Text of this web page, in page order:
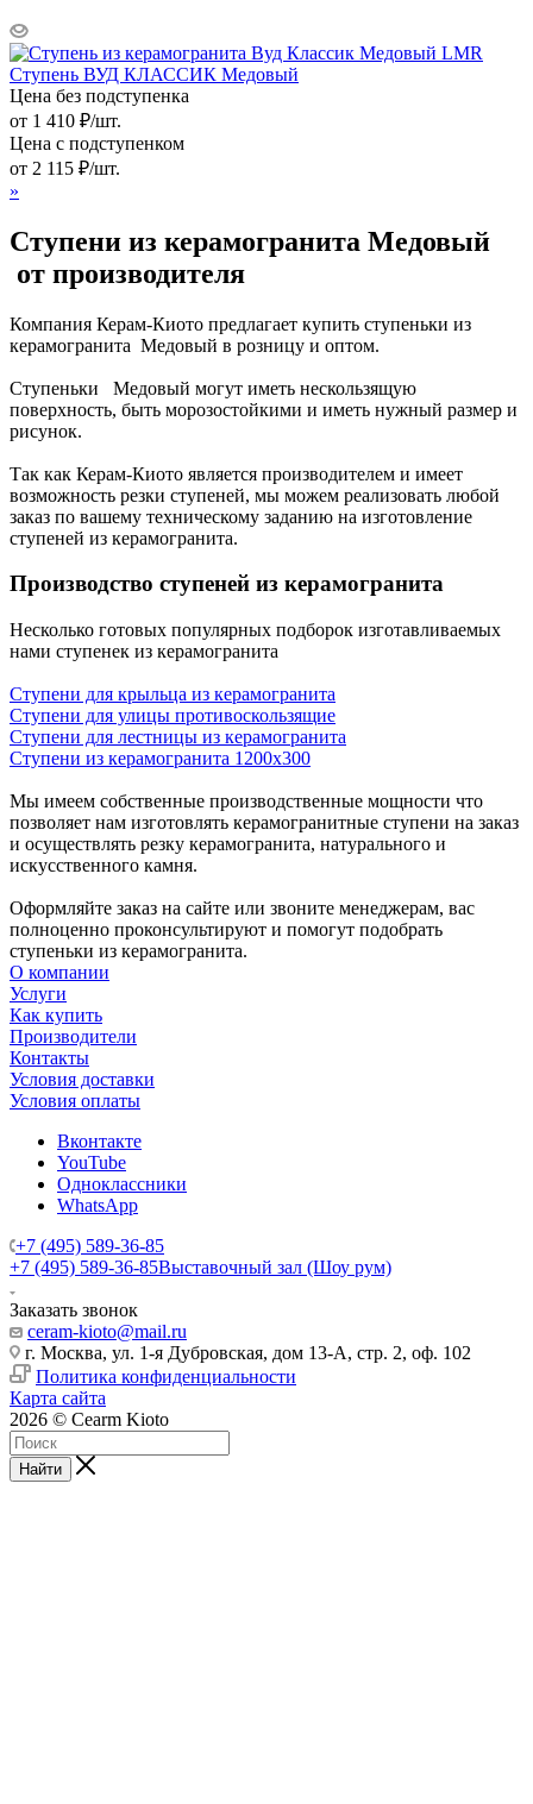
Ступень ВУД КЛАССИК Медовый
Цена без подступенка
от 1 410 ₽/шт.
Цена с подступенком
от 2 115 ₽/шт.
»
Ступени из керамогранита Медовый
от производителя
Компания Керам-Киото предлагает купить ступеньки из
керамогранита Медовый в розницу и оптом.
Ступеньки Медовый могут иметь нескользящую
поверхность, быть морозостойкими и иметь нужный размер и
рисунок.
Так как Керам-Киото является производителем и имеет
возможность резки ступеней, мы можем реализовать любой
заказ по вашему техническому заданию на изготовление
ступеней из керамогранита.
Производство ступеней из керамогранита
Несколько готовых популярных подборок изготавливаемых
нами ступенек из керамогранита
Ступени для крыльца из керамогранита
Ступени для улицы противоскользящие
Ступени для лестницы из керамогранита
Ступени из керамогранита 1200х300
Мы имеем собственные производственные мощности что
позволяет нам изготовлять керамогранитные ступени на заказ
и осуществлять резку керамогранита, натурального и
искусственного камня.
Оформляйте заказ на сайте или звоните менеджерам, вас
полноценно проконсультируют и помогут подобрать
ступеньки из керамогранита.
О компании
Услуги
Как купить
Производители
Контакты
Условия доставки
Условия оплаты
Вконтакте
YouTube
Одноклассники
WhatsApp
+7 (495) 589-36-85
+7 (495) 589-36-85Выставочный зал (Шоу рум)
Заказать звонок
ceram-kioto@mail.ru
г. Москва, ул. 1-я Дубровская, дом 13-А, стр. 2, оф. 102
Политика конфиденциальности
Карта сайта
2026 © Cearm Kioto
Найти